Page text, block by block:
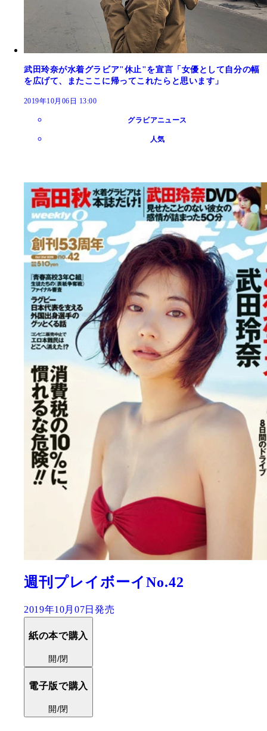
武田玲奈が水着グラビア"休止"を宣言「女優として自分の幅
を広げて、またここに帰ってこれたらと思います」
2019年10月06日 13:00
グラビアニュース
人気
週刊プレイボーイNo.42
2019年10月07日発売
紙の本で購入
開/閉
電子版で購入
開/閉